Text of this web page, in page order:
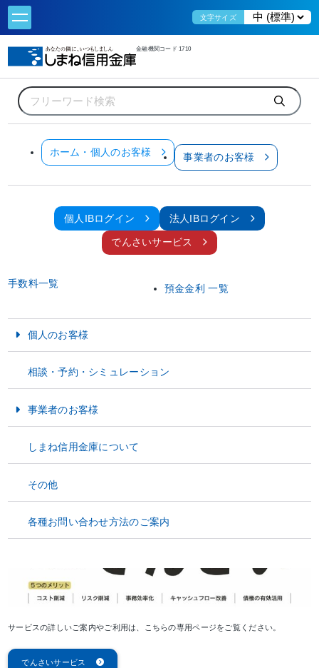
文字サイズ
金融機関コード 1710
ホーム・個人のお客様 事業者のお客様
個人IBログイン 法人IBログイン
でんさいサービス
手数料一覧 預金金利 一覧
個人のお客様
お金をためる・そなえる
お金をかりる
相談・予約・シミュレーション
事業者のお客様
資金運用
資金調達
経営サポート
しまね信用金庫について
その他
各種お問い合わせ方法のご案内
ホーム 事業者のお客様 経営サポートしましんでんさいサービス
事業者のみなさま必見です！
手形・振込に代わる新たな決済サービスです。
サービスの詳しいご案内やご利用は、こちらの専用ページをご覧ください。
でんさいサービス